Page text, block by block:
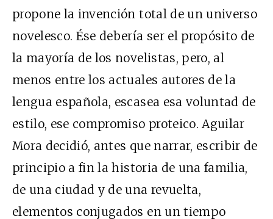
propone la invención total de un universo
novelesco. Ése debería ser el propósito de
la mayoría de los novelistas, pero, al
menos entre los actuales autores de la
lengua española, escasea esa voluntad de
estilo, ese compromiso proteico. Aguilar
Mora decidió, antes que narrar, escribir de
principio a fin la historia de una familia,
de una ciudad y de una revuelta,
elementos conjugados en un tiempo